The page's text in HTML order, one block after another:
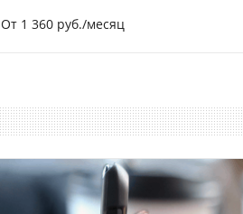
От 1 360 руб./месяц